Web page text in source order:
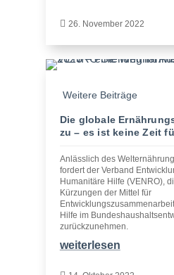
 26. November 2022
Weitere Beiträge
Die globale
zu – es ist keine Zeit
Anlässlich des
fordert der Verband
Humanitäre Hilfe (VENRO),
Kürzungen der Mittel für
Hilfe im
zurückzunehmen.
weiterlesen